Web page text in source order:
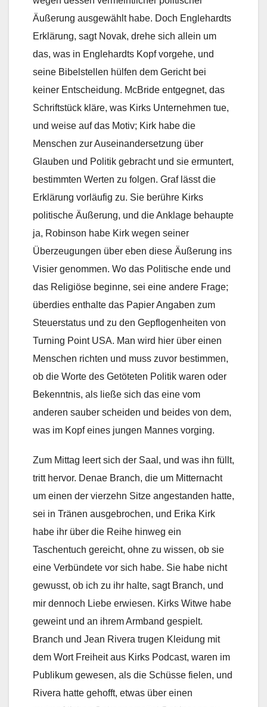
Äußerung ausgewählt habe. Doch Englehardts
Erklärung, sagt Novak, drehe sich allein um
das, was in Englehardts Kopf vorgehe, und
seine Bibelstellen hülfen dem Gericht bei
keiner Entscheidung. McBride entgegnet, das
Schriftstück kläre, was Kirks Unternehmen tue,
und weise auf das Motiv; Kirk habe die
Menschen zur Auseinandersetzung über
Glauben und Politik gebracht und sie ermuntert,
bestimmten Werten zu folgen. Graf lässt die
Erklärung vorläufig zu. Sie berühre Kirks
politische Äußerung, und die Anklage behaupte
ja, Robinson habe Kirk wegen seiner
Überzeugungen über eben diese Äußerung ins
Visier genommen. Wo das Politische ende und
das Religiöse beginne, sei eine andere Frage;
überdies enthalte das Papier Angaben zum
Steuerstatus und zu den Gepflogenheiten von
Turning Point USA. Man wird hier über einen
Menschen richten und muss zuvor bestimmen,
ob die Worte des Getöteten Politik waren oder
Bekenntnis, als ließe sich das eine vom
anderen sauber scheiden und beides von dem,
was im Kopf eines jungen Mannes vorging.
Zum Mittag leert sich der Saal, und was ihn füllt,
tritt hervor. Denae Branch, die um Mitternacht
um einen der vierzehn Sitze angestanden hatte,
sei in Tränen ausgebrochen, und Erika Kirk
habe ihr über die Reihe hinweg ein
Taschentuch gereicht, ohne zu wissen, ob sie
eine Verbündete vor sich habe. Sie habe nicht
gewusst, ob ich zu ihr halte, sagt Branch, und
mir dennoch Liebe erwiesen. Kirks Witwe habe
geweint und an ihrem Armband gespielt.
Branch und Jean Rivera trugen Kleidung mit
dem Wort Freiheit aus Kirks Podcast, waren im
Publikum gewesen, als die Schüsse fielen, und
Rivera hatte gehofft, etwas über einen